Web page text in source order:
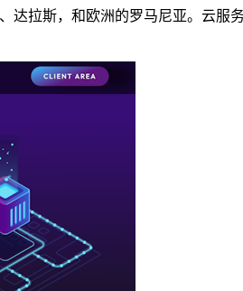
拉斯，和欧洲的罗马尼亚。云服